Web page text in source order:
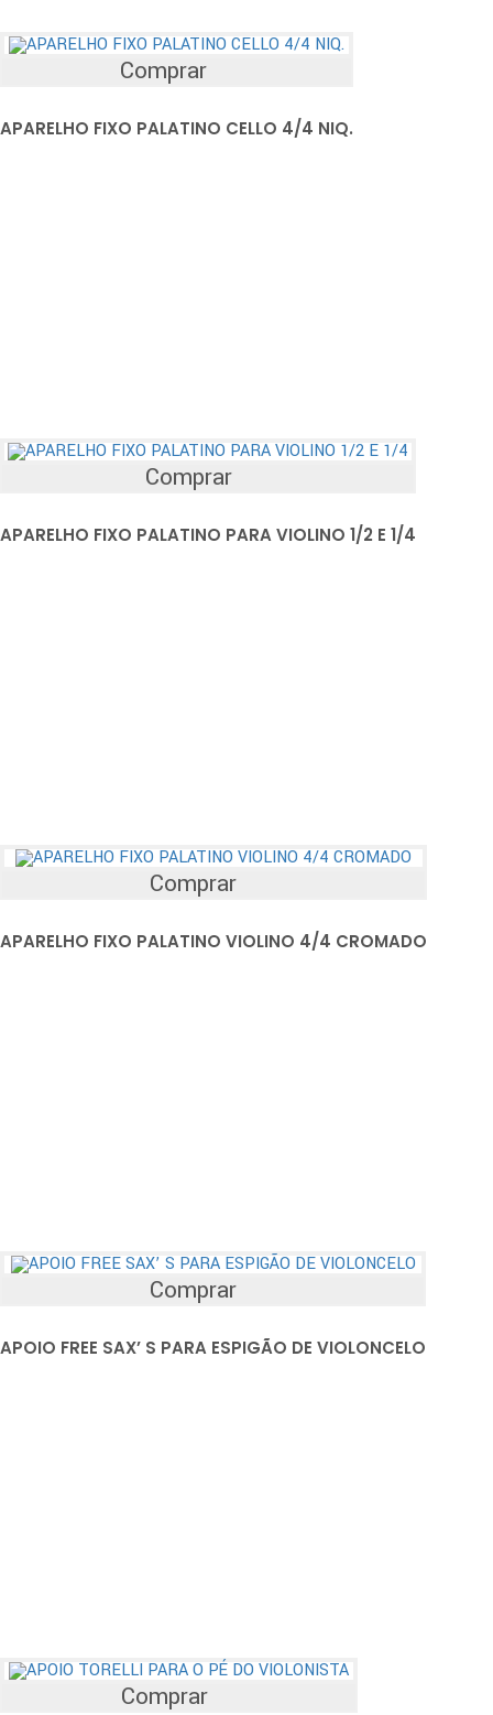
Comprar
APARELHO FIXO PALATINO CELLO 4/4 NIQ.
Comprar
APARELHO FIXO PALATINO PARA VIOLINO 1/2 E 1/4
Comprar
APARELHO FIXO PALATINO VIOLINO 4/4 CROMADO
Comprar
APOIO FREE SAX’ S PARA ESPIGÃO DE VIOLONCELO
Comprar